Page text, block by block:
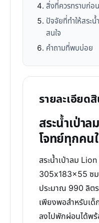
สิ่งที่ควรทราบก่อ
ปัจจัยที่ทำให้สระ
สนใจ
คำถามที่พบบ่อย
รายละเอียด
สระน้ำเป่า
โจทย์ทุกคน
สระน้ำเป่าลม
305x183x55 ซม
ประมาณ 990 ลิต
เพียงพอสำหรับเ
ลงไปพักผ่อนได้พ